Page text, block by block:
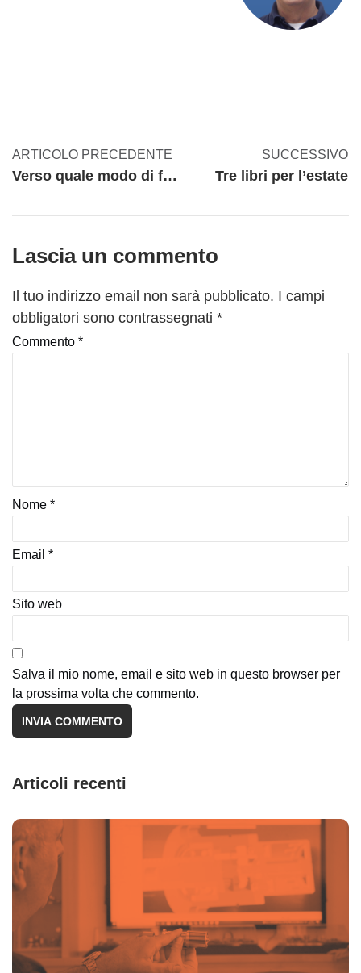
ARTICOLO PRECEDENTE
Verso quale modo di fare impresa stiamo andando?
SUCCESSIVO
Tre libri per l’estate
Lascia un commento
Il tuo indirizzo email non sarà pubblicato. I campi
obbligatori sono contrassegnati *
Commento *
Nome *
Email *
Sito web
Salva il mio nome, email e sito web in questo browser per
la prossima volta che commento.
Articoli recenti